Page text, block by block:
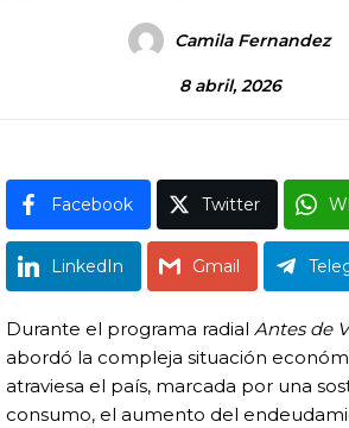
Camila Fernandez
8 abril, 2026
Facebook Twitter
LinkedIn Gmail
Durante el programa radial Antes de
abordó la compleja situación
atraviesa el país, marcada por una
consumo, el aumento del